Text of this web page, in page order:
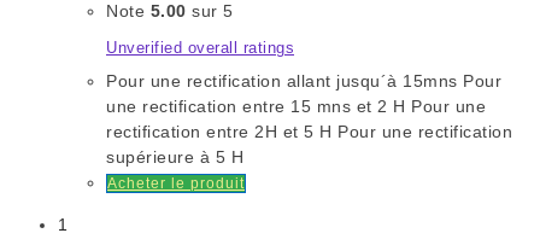
Note 5.00 sur 5
Unverified overall ratings
Pour une rectification allant jusqu´à 15mns Pour
une rectification entre 15 mns et 2 H Pour une
rectification entre 2H et 5 H Pour une rectification
supérieure à 5 H
Acheter le produit
1